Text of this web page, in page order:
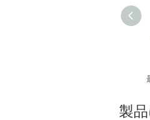
製